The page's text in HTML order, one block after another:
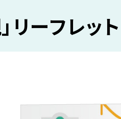
リーフレット